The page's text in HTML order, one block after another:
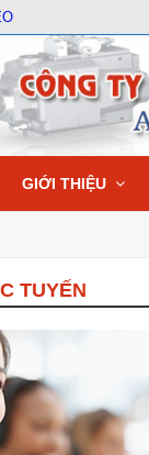
GIỚI THIỆU
TUYẾN